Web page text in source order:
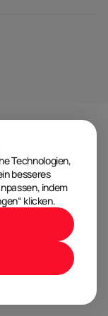
Technologien,
besseres
indem
klicken.